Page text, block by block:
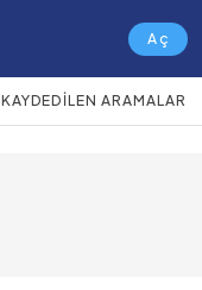
Aç
KAYDEDILEN ARAMALAR